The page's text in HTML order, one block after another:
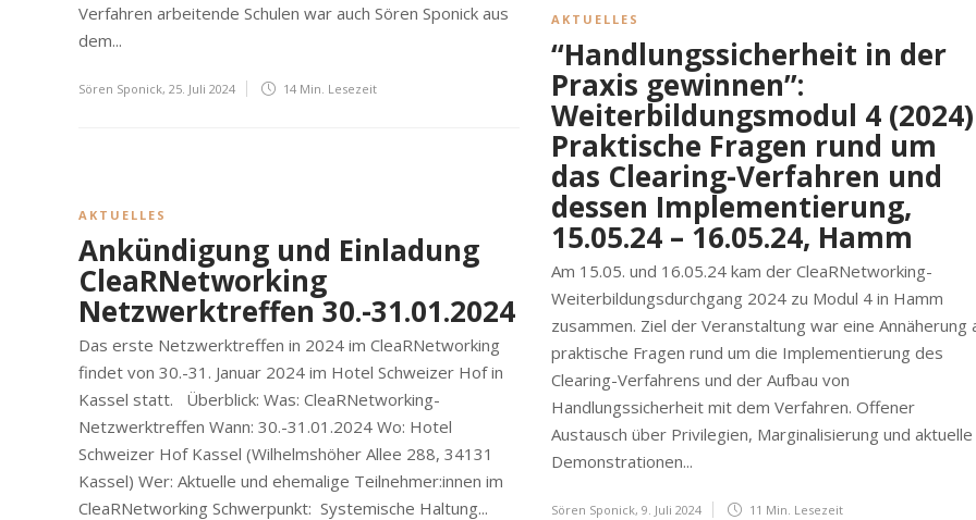
Verfahren arbeitende Schulen war auch Sören Sponick aus
dem...
Sören Sponick, 25. Juli 2024 14 Min. Lesezeit
AKTUELLES
“Handlungssicherheit in der
Praxis gewinnen”:
Weiterbildungsmodul 4 (2024)
Praktische Fragen rund um
das Clearing-Verfahren und
dessen Implementierung,
15.05.24 – 16.05.24, Hamm
Am 15.05. und 16.05.24 kam der CleaRNetworking-
Weiterbildungsdurchgang 2024 zu Modul 4 in Hamm
zusammen. Ziel der Veranstaltung war eine Annäherung
praktische Fragen rund um die Implementierung des
Clearing-Verfahrens und der Aufbau von
Handlungssicherheit mit dem Verfahren. Offener
Austausch über Privilegien, Marginalisierung und aktuelle
Demonstrationen...
Sören Sponick, 9. Juli 2024 11 Min. Lesezeit
AKTUELLES
Ankündigung und Einladung
CleaRNetworking
Netzwerktreffen 30.-31.01.2024
Das erste Netzwerktreffen in 2024 im CleaRNetworking
findet von 30.-31. Januar 2024 im Hotel Schweizer Hof in
Kassel statt. Überblick: Was: CleaRNetworking-
Netzwerktreffen Wann: 30.-31.01.2024 Wo: Hotel
Schweizer Hof Kassel (Wilhelmshöher Allee 288, 34131
Kassel) Wer: Aktuelle und ehemalige Teilnehmer:innen im
CleaRNetworking Schwerpunkt: Systemische Haltung...